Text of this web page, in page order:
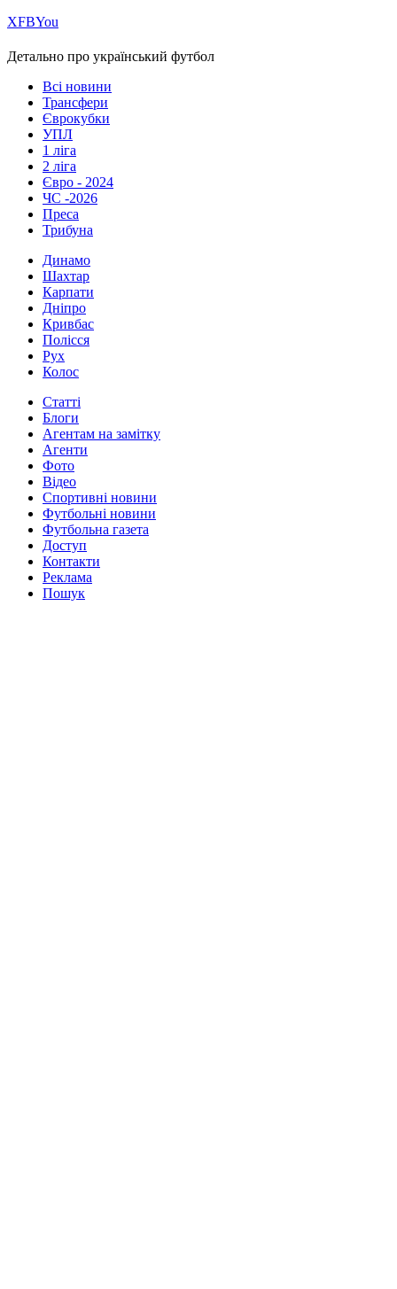
ХFBYou
Детально про український футбол
Всі новини
Трансфери
Єврокубки
УПЛ
1 ліга
2 ліга
Євро - 2024
ЧС -2026
Преса
Трибуна
Динамо
Шахтар
Карпати
Дніпро
Кривбас
Полісся
Рух
Колос
Статті
Блоги
Агентам на замітку
Агенти
Фото
Відео
Спортивні новини
Футбольні новини
Футбольна газета
Доступ
Контакти
Реклама
Пошук